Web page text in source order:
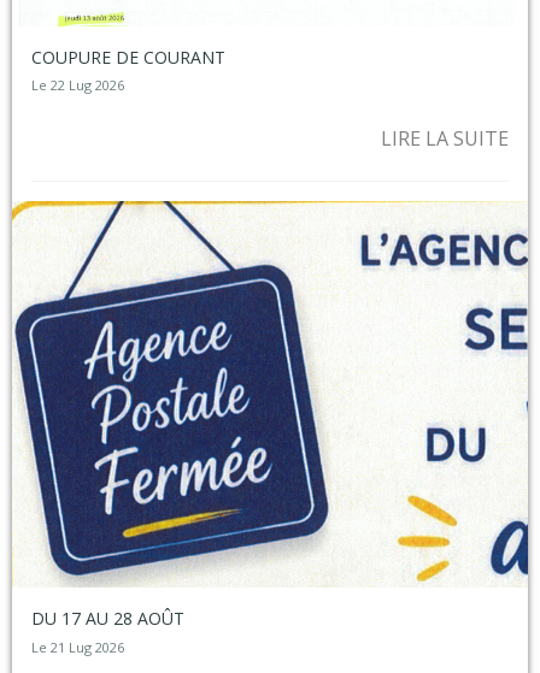
COUPURE DE COURANT
Le 22 Lug 2026
LIRE LA SUITE
DU 17 AU 28 AOÛT
Le 21 Lug 2026